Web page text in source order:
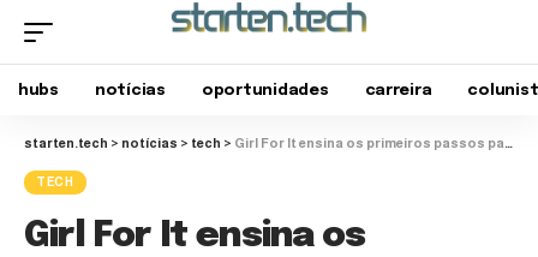
hubs notícias oportunidades carreira
starten.tech > notícias > tech > Girl For It ensina os primeiros passos para a área de TI a estudantes no Bairro Floresta
TECH
Girl For It ensina os